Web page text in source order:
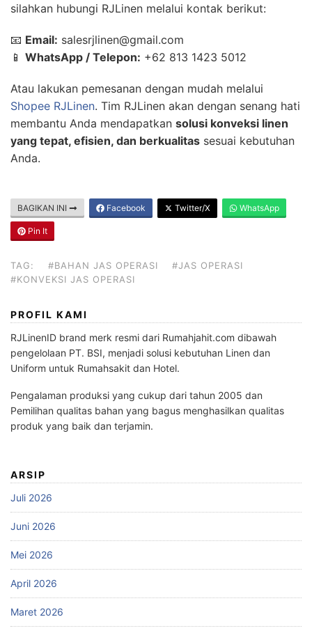
silahkan hubungi RJLinen melalui kontak berikut:
📧 Email: salesrjlinen@gmail.com
📱 WhatsApp / Telepon: +62 813 1423 5012
Atau lakukan pemesanan dengan mudah melalui
Shopee RJLinen. Tim RJLinen akan dengan senang hati
membantu Anda mendapatkan solusi konveksi linen
yang tepat, efisien, dan berkualitas sesuai kebutuhan
Anda.
BAGIKAN INI Facebook Twitter/X WhatsApp
Pin It
TAG: #BAHAN JAS OPERASI
#JAS OPERASI
#KONVEKSI JAS OPERASI
PROFIL KAMI
RJLinenID brand merk resmi dari Rumahjahit.com dibawah
pengelolaan PT. BSI, menjadi solusi kebutuhan Linen dan
Uniform untuk Rumahsakit dan Hotel.
Pengalaman produksi yang cukup dari tahun 2005 dan
Pemilihan qualitas bahan yang bagus menghasilkan qualitas
produk yang baik dan terjamin.
ARSIP
Juli 2026
Juni 2026
Mei 2026
April 2026
Maret 2026